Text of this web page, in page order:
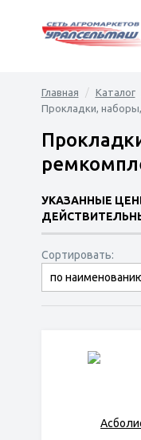
Главная Каталог
Прокладки,
УКАЗАННЫЕ
Сортировать:
по
сначала
сначала дорогие